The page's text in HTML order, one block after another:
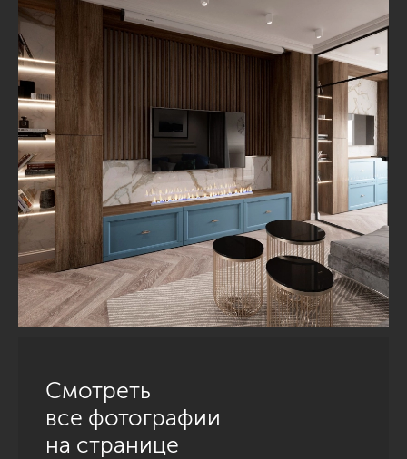
Смотреть
все фотографии
на странице